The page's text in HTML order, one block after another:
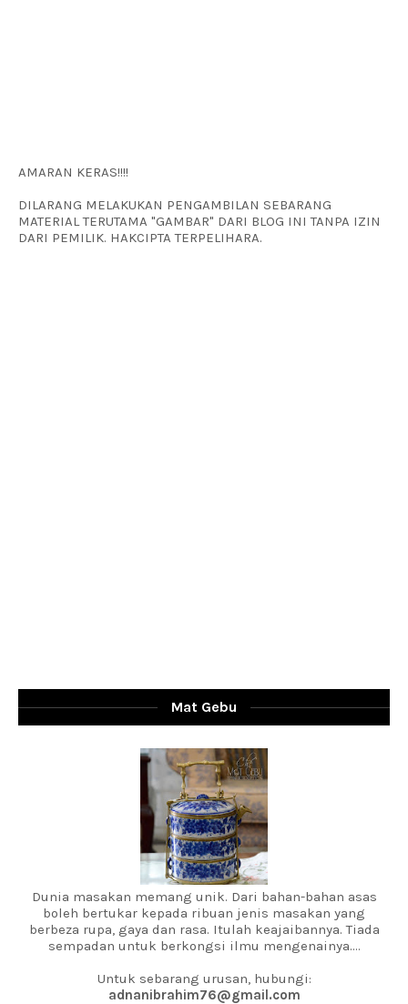
AMARAN KERAS!!!!
DILARANG MELAKUKAN PENGAMBILAN SEBARANG
MATERIAL TERUTAMA "GAMBAR" DARI BLOG INI TANPA IZIN
DARI PEMILIK. HAKCIPTA TERPELIHARA.
Mat Gebu
Dunia masakan memang unik. Dari bahan-bahan asas
boleh bertukar kepada ribuan jenis masakan yang
berbeza rupa, gaya dan rasa. Itulah keajaibannya. Tiada
sempadan untuk berkongsi ilmu mengenainya....
Untuk sebarang urusan, hubungi:
adnanibrahim76@gmail.com